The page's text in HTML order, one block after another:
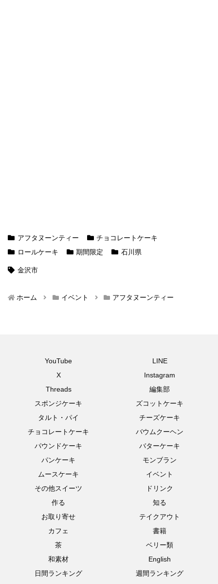
アフタヌーンティー
チョコレートケーキ
ロールケーキ
期間限定 石川県
金沢市
ホーム イベント アフタヌーンティー
YouTube
LINE
X
Instagram
Threads
編集部
スポンジケーキ
ズコットケーキ
タルト・パイ
チーズケーキ
チョコレートケーキ
バウムクーヘン
パウンドケーキ
バターケーキ
パンケーキ
モンブラン
ムースケーキ
イベント
その他スイーツ
ドリンク
作る
知る
お取り寄せ
テイクアウト
カフェ
書籍
茶
ベリー類
和素材
English
日間ランキング
週間ランキング